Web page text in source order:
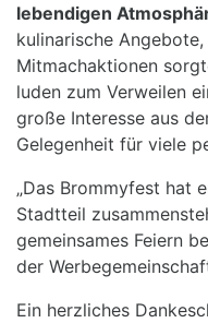
lebendigen
kulinarische
Mitmachaktionen
luden zum Verweilen
große Interesse aus
Gelegenheit für viele
„Das Brommyfest hat
Stadtteil
gemeinsames Feiern
der
Ein herzliches